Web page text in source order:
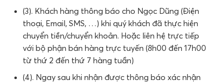
(3). Khách hàng thông báo cho Ngọc Dũng (Điện
thoại, Email, SMS, …) khi quý khách đã thực hiện
chuyển tiền/chuyển khoản. Hoặc liên hệ trực tiếp
với bộ phận bán hàng trực tuyến (8h00 đến 17h00
từ thứ 2 đến thứ 7 hàng tuần)
(4). Ngay sau khi nhận được thông báo xác nhận